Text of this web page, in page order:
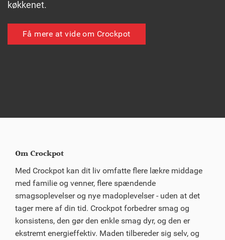
køkkenet.
Få mere at vide om Crockpot
Om Crockpot
Med Crockpot kan dit liv omfatte flere lækre middage
med familie og venner, flere spændende
smagsoplevelser og nye madoplevelser - uden at det
tager mere af din tid. Crockpot forbedrer smag og
konsistens, den gør den enkle smag dyr, og den er
ekstremt energieffektiv. Maden tilbereder sig selv, og